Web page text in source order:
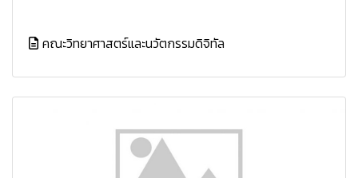
คณะวิทยาศาสตร์และนวัตกรรมดิจิทัล